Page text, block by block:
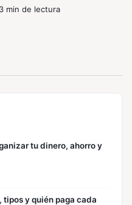
3 min de lectura
tu dinero, ahorro y
tipos y quién paga cada